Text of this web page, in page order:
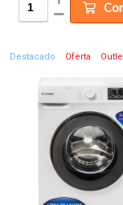
Destacado Oferta